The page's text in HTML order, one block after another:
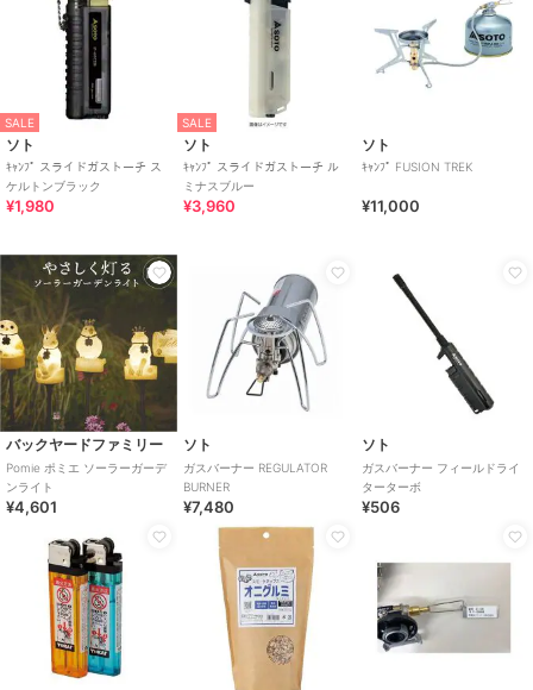
SALE
ソト
ｷｬﾝﾌﾟ スライドガストーチ ス
ケルトンブラック
¥1,980
SALE
ソト
ｷｬﾝﾌﾟ スライドガストーチ ル
ミナスブルー
¥3,960
ソト
ｷｬﾝﾌﾟ FUSION TREK
¥11,000
バックヤードファミリー
Pomie ポミエ ソーラーガーデ
ンライト
¥4,601
ソト
ガスバーナー REGULATOR
BURNER
¥7,480
ソト
ガスバーナー フィールドライ
ターターボ
¥506